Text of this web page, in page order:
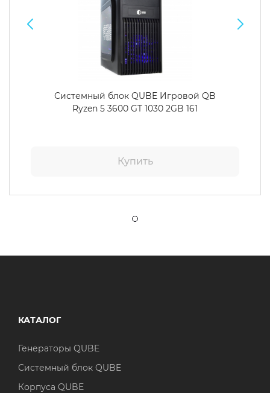
Системный блок QUBE Игровой QB
Ryzen 5 3600 GT 1030 2GB 161
Купить
КАТАЛОГ
Генераторы QUBE
Системный блок QUBE
Корпуса QUBE